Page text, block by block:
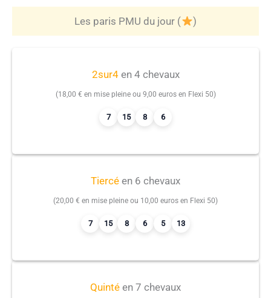
Les paris PMU du jour ( )
2sur4en 4 chevaux
(18,00 € en mise pleine ou 9,00 euros en Flexi 50)
7 15 8 6
Tiercé en 6 chevaux
(20,00 € en mise pleine ou 10,00 euros en Flexi 50)
7 15 8 6 5 13
Quinté en 7 chevaux